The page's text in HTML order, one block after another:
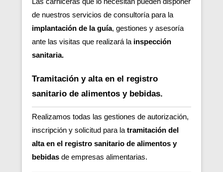
de nuestros servicios de consultoría para la
implantación de la guía, gestiones y asesoría
ante las visitas que realizará la inspección
sanitaria.
Tramitación y alta en el registro
sanitario de alimentos y bebidas.
Realizamos todas las gestiones de autorización,
inscripción y solicitud para la tramitación del
alta en el registro sanitario de alimentos y
bebidas de empresas alimentarias.